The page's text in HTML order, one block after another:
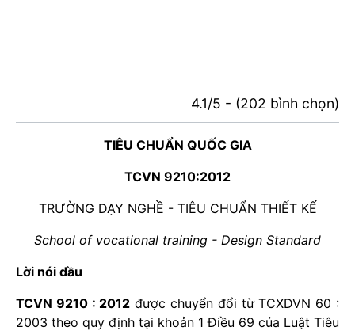
4.1/5 - (202 bình chọn)
TIÊU CHUẨN QUỐC GIA
TCVN 9210:2012
TRƯỜNG DẠY NGHỀ - TIÊU CHUẨN THIẾT KẾ
School of vocational training - Design Standard
Lời nói dầu
TCVN 9210 : 2012 được chuyển đổi từ TCXDVN 60 :
2003 theo quy định tại khoản 1 Điều 69 của Luật Tiêu